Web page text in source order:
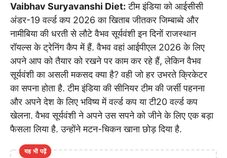
Vaibhav Suryavanshi Diet: टीम इंडिया को आईसीसी
अंडर-19 वर्ल्ड कप 2026 का खिताब जीतकर जिम्बाब्वे और
नामीबिया की धरती से लौटे वैभव सूर्यवंशी इन दिनों राजस्थान
रॉयल्स के ट्रेनिंग कैप में हैं. वैभव वहां आईपीएल 2026 के लिए
अपने आप को तैयार को रखने पर काम कर रहे हैं, लेकिन वैभव
सूर्यवंशी का असली मकसद क्या है? वही जो हर उभरते क्रिकेटर
का सपना होता है. टीम इंडिया की सीनियर टीम की जर्सी पहनना
और अपने देश के लिए भविष्य में वर्ल्ड कप या टी20 वर्ल्ड कप
खेलना. वैभव सूर्यवंशी ने अपने उस सपने को जीने के लिए एक बड़ा
फैसला लिया है. उन्होंने मटन-चिकन खाना छोड़ दिया है.
यह भी पढ़ें